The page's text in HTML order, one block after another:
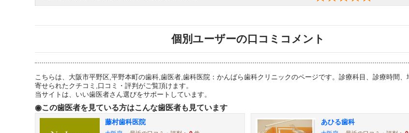
個別ユーザーの口コミコメント
こちらは、大阪市平野区,平野本町の歯科,歯医者,歯科医院：かんばら歯科クリニックのページです。診療科目、診療時間、
寄せられたクチコミ,口コミ・評判がご覧頂けます。
当サイトは、いい歯医者さん選びをサポートしています。
◉この歯医者を見ている方はこんな歯医者も見ています
藤村歯科医院 あひる歯科